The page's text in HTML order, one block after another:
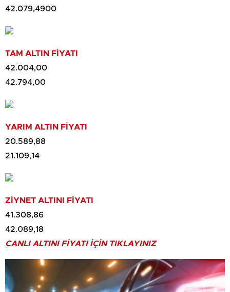
42.079,4900
TAM ALTIN FİYATI
42.004,00
42.794,00
YARIM ALTIN FİYATI
20.589,88
21.109,14
ZİYNET ALTINI FİYATI
41.308,86
42.089,18
CANLI ALTINI FİYATI İÇİN TIKLAYINIZ